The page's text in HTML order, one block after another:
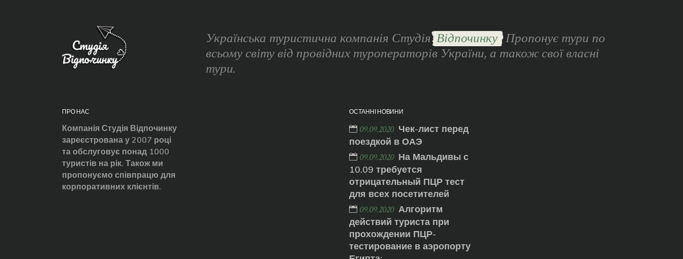
Українська туристична компанія СтудіяВідпочинку Пропонує тури по
всьому світу від провідних туроператорів України, а також свої власні
тури.
ПРО НАС
Компанія Студія Відпочинку
зареєстрована у 2007 році
та обслуговує понад 1000
туристів на рік. Також ми
пропонуємо співпрацю для
корпоративних клієнтів.
ОСТАННІ НОВИНИ
09.09.2020 Чек-лист перед
поездкой в ОАЭ
09.09.2020 На Мальдивы с
10.09 требуется
отрицательный ПЦР тест
для всех посетителей
09.09.2020 Алгоритм
действий туриста при
прохождении ПЦР-
тестирование в аэропорту